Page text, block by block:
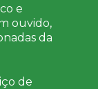
e
ouvido,
da
de